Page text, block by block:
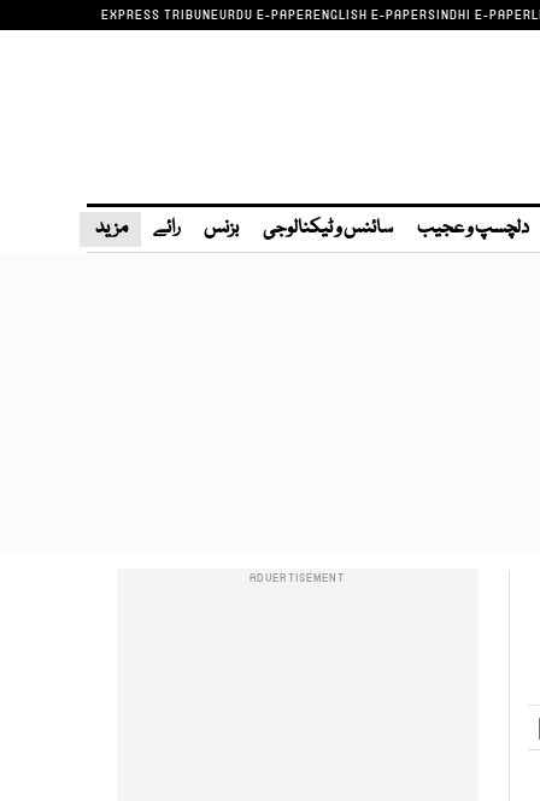
EXPRESS TRIBUNEURDU E-PAPERENGLISH E-PAPERSINDHI E-PAPER
دلچسپ و عجیب سائنس و ٹیکنالوجی بزنس رائے مزید